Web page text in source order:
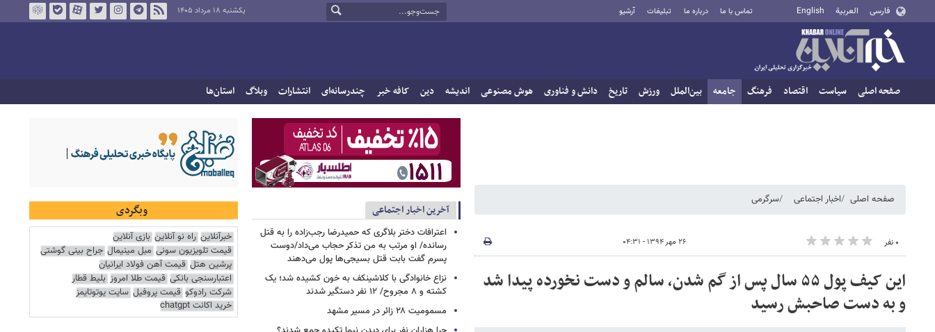
فارسی العربية English تماس با ما درباره ما تبلیغات آرشیو یکشنبه ۱۸ مرداد ۱۴۰۵
صفحه اصلی سیاست اقتصاد فرهنگ جامعه بین‌الملل ورزش تاریخ دانش و فناوری هوش مصنوعی اندیشه دین کافه خبر چندرسانه‌ای انتشارات وبلاگ استان‌ها
صفحه اصلی اخبار اجتماعی سرگرمی
۰ نفر ۲۶ مهر ۱۳۹۴ - ۰۴:۳۱
این کیف پول ۵۵ سال پس از گم شدن، سالم و دست نخورده پیدا شد
و به دست صاحبش رسید
آخرین اخبار اجتماعی
اعترافات دختر بلاگری که حمیدرضا رجب‌زاده را به قتل
رسانده/ او مرتب به من تذکر حجاب می‌داد/دوست
پسرم گفت بابت قتل بسیجی‌ها پول می‌دهند
نزاع خانوادگی با کلاشینکف به خون کشیده شد؛ یک
کشته و ۸ مجروح/ ۱۲ نفر دستگیر شدند
مسمومیت ۲۸ زائر در مسیر مشهد
وبگردی
خبرآنلاین راه نو آنلاین بازی آنلاین
قیمت تلویزیون سونی مبل مینیمال جراح بینی گوشتی
پرشین هتل قیمت آهن فولاد ایرانیان
اعتبارسنجی بانکی قیمت طلا امروز بلیط قطار
شرکت رادوکو قیمت پروفیل سایت یوتوتایمز
خرید اکانت chatgpt